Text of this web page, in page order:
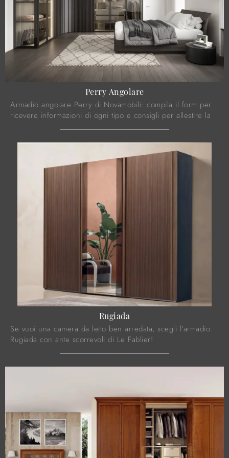
Perry Angolare
Armadio angolare Perry di Novamobili: compila il form per
ricevere informazioni di ogni tipo e consigli per allestire la
Rugiada
Se vuoi una camera da letto ben arredata, scegli l'armadio
Rugiada con ante scorrevoli di Le Fablier!